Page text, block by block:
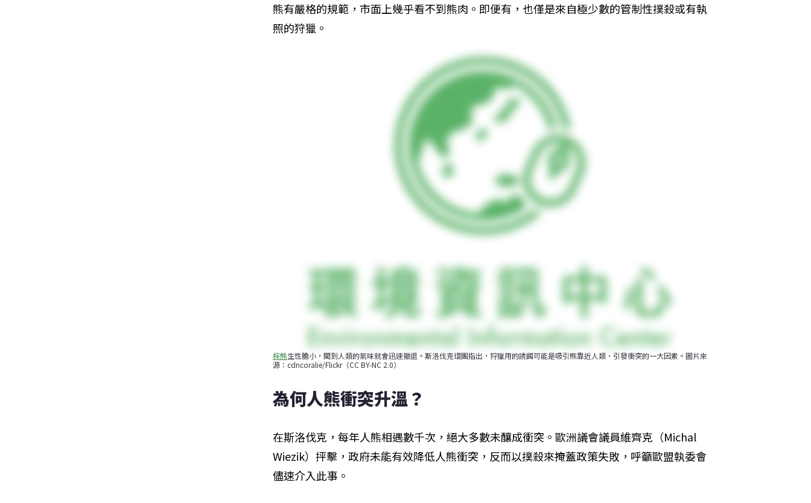
熊有嚴格的規範，市面上幾乎看不到熊肉。即便有，也僅是來自極少數的管制性撲殺或有執
照的狩獵。
棕熊生性膽小，聞到人類的氣味就會迅速撤退。斯洛伐克環團指出，狩獵用的誘餌可能是吸引熊靠近人類、引發衝突的一大因素。圖片來
源：cdncoralie/Flickr（CC BY-NC 2.0）
為何人熊衝突升溫？
在斯洛伐克，每年人熊相遇數千次，絕大多數未釀成衝突。歐洲議會議員維齊克（Michal
Wiezik）抨擊，政府未能有效降低人熊衝突，反而以撲殺來掩蓋政策失敗，呼籲歐盟執委會
儘速介入此事。